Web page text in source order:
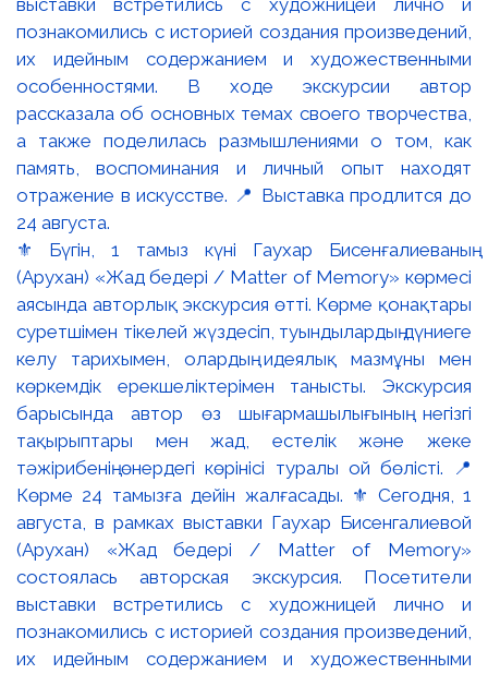
⚜️ Бүгін, 1 тамыз күні Гаухар Бисенғалиеваның
(Арухан) «Жад бедері / Matter of Memory» көрмесі
аясында авторлық экскурсия өтті. Көрме қонақтары
суретшімен тікелей жүздесіп, туындылардың дүниеге
келу тарихымен, олардың идеялық мазмұны мен
көркемдік ерекшеліктерімен танысты. Экскурсия
барысында автор өз шығармашылығының негізгі
тақырыптары мен жад, естелік және жеке
тәжірибенің өнердегі көрінісі туралы ой бөлісті. 📍
Көрме 24 тамызға дейін жалғасады. ⚜️ Сегодня, 1
августа, в рамках выставки Гаухар Бисенгалиевой
(Арухан) «Жад бедері / Matter of Memory»
состоялась авторская экскурсия. Посетители
выставки встретились с художницей лично и
познакомились с историей создания произведений,
их идейным содержанием и художественными